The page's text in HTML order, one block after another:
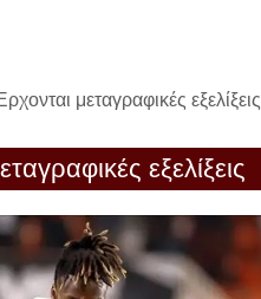
μεταγραφικές εξελίξεις
εξελίξεις